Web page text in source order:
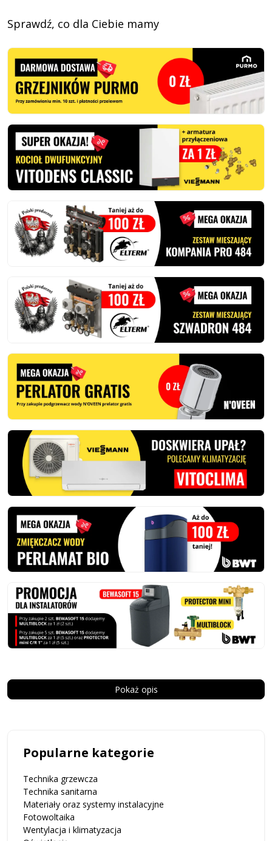
Sprawdź, co dla Ciebie mamy
Pokaż opis
Popularne kategorie
Technika grzewcza
Technika sanitarna
Materiały oraz systemy instalacyjne
Fotowoltaika
Wentylacja i klimatyzacja